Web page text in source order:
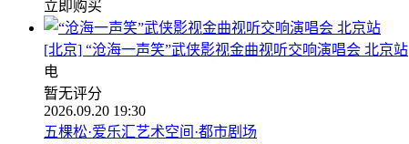
立即购买
[北京] “沧海一声笑”武侠影视金曲视听交响演唱会 北京站
电
暂无评分
2026.09.20 19:30
五棵松·爱乐汇艺术空间·都市剧场